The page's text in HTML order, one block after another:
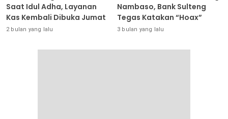
Saat Idul Adha, Layanan
Kas Kembali Dibuka Jumat
2 bulan yang lalu
Nambaso, Bank Sulteng
Tegas Katakan “Hoax”
3 bulan yang lalu